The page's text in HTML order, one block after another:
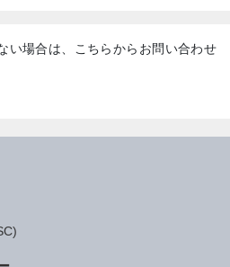
い場合は、こちらからお問い合わせ